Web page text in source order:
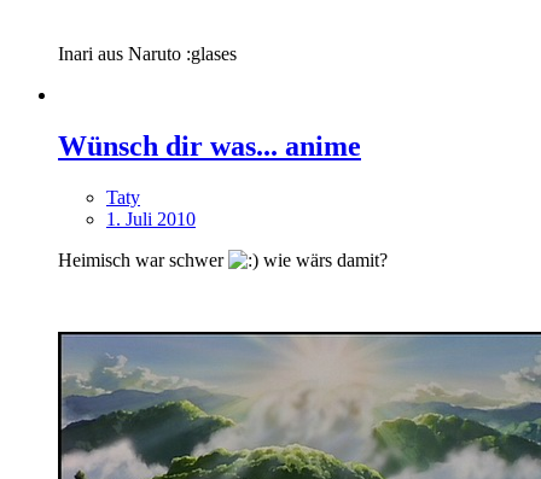
Inari aus Naruto :glases
Wünsch dir was... anime
Taty
1. Juli 2010
Heimisch war schwer
wie wärs damit?